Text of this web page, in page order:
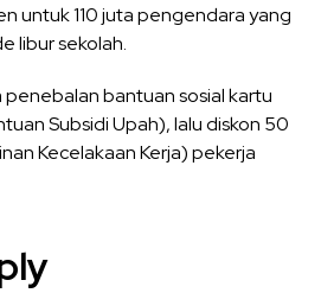
untuk 110 juta pengendara yang
libur sekolah.
penebalan bantuan sosial kartu
Subsidi Upah), lalu diskon 50
Kecelakaan Kerja) pekerja